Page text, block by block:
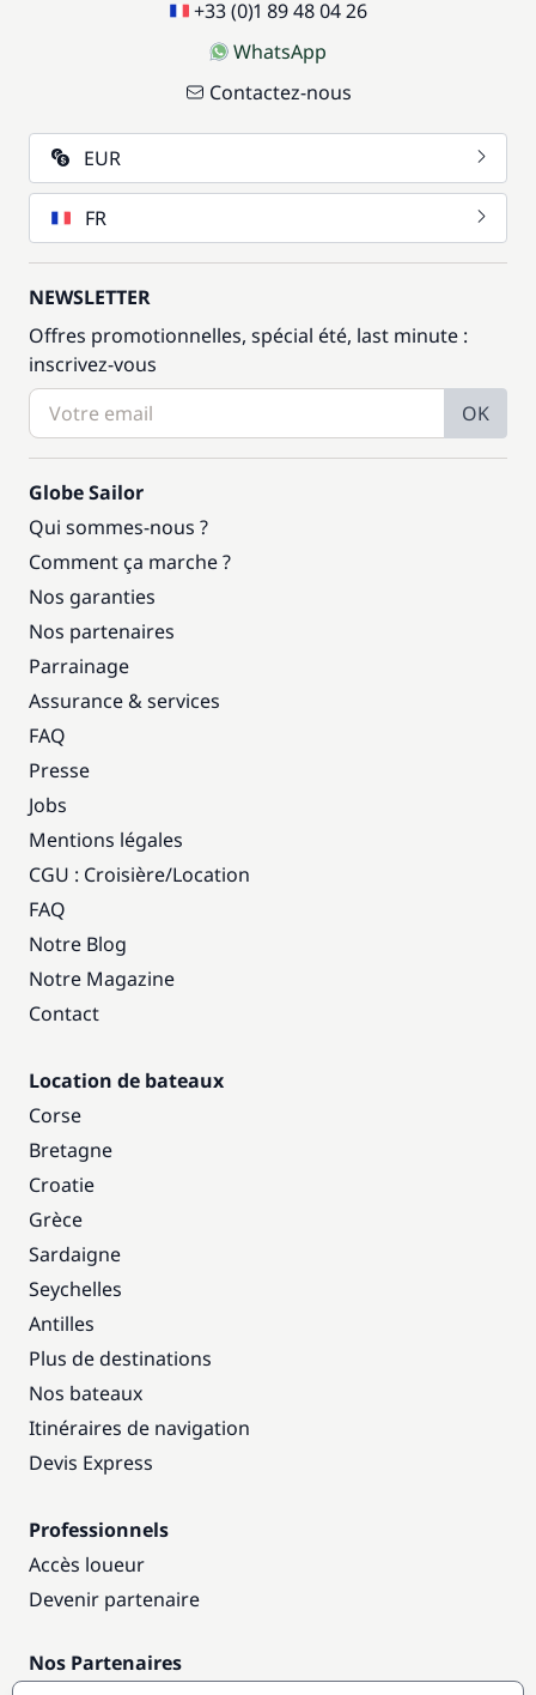
+33 (0)1 89 48 04 26
WhatsApp
Contactez-nous
EUR
FR
NEWSLETTER
Offres promotionnelles, spécial été, last minute :
inscrivez-vous
OK
Globe Sailor
Qui sommes-nous ?
Comment ça marche ?
Nos garanties
Nos partenaires
Parrainage
Assurance & services
FAQ
Presse
Jobs
Mentions légales
CGU : Croisière/Location
FAQ
Notre Blog
Notre Magazine
Contact
Location de bateaux
Corse
Bretagne
Croatie
Grèce
Sardaigne
Seychelles
Antilles
Plus de destinations
Nos bateaux
Itinéraires de navigation
Devis Express
Professionnels
Accès loueur
Devenir partenaire
Nos Partenaires